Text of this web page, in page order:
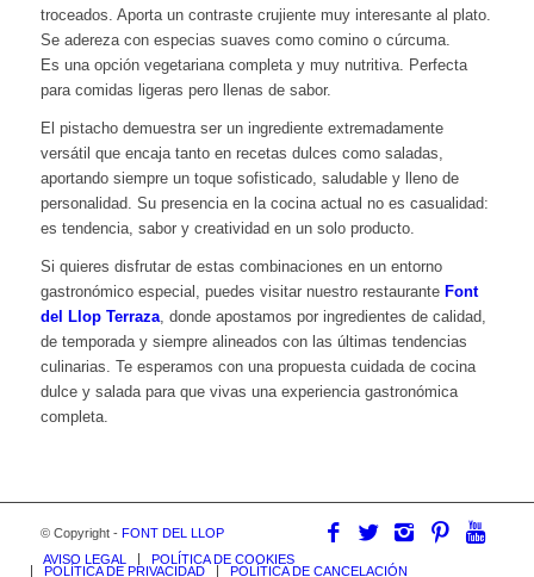
troceados. Aporta un contraste crujiente muy interesante al plato.
Se adereza con especias suaves como comino o cúrcuma.
Es una opción vegetariana completa y muy nutritiva. Perfecta
para comidas ligeras pero llenas de sabor.
El pistacho demuestra ser un ingrediente extremadamente
versátil que encaja tanto en recetas dulces como saladas,
aportando siempre un toque sofisticado, saludable y lleno de
personalidad. Su presencia en la cocina actual no es casualidad:
es tendencia, sabor y creatividad en un solo producto.
Si quieres disfrutar de estas combinaciones en un entorno
gastronómico especial, puedes visitar nuestro restauranteFont
del Llop Terraza, donde apostamos por ingredientes de calidad,
de temporada y siempre alineados con las últimas tendencias
culinarias. Te esperamos con una propuesta cuidada de cocina
dulce y salada para que vivas una experiencia gastronómica
completa.
© Copyright - FONT DEL LLOP
AVISO LEGAL
POLÍTICA DE COOKIES
POLÍTICA DE PRIVACIDAD
POLÍTICA DE CANCELACIÓN